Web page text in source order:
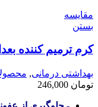
مقایسه
بستن
کرم ترمیم کننده
بهداشتی درمانی,
تومان